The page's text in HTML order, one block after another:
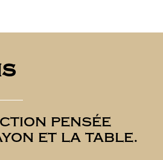
pensée
et la table.